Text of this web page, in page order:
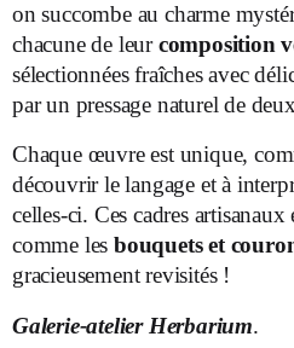
on succombe au charme
chacune de leurcomposition
sélectionnées fraîches avec
par un pressage naturel de
Chaque œuvre est unique,
découvrir le langage et à
celles-ci. Ces cadres
comme lesbouquets et
gracieusement revisités !
Galerie-atelier Herbarium.